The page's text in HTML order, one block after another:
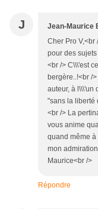
J Jean-Maurice
Cher Pro V,<br
pour des
<br /> C\\\'est
bergère..!<br /
auteur, à l\\\'un
"sans la liberté
<br /> La
vous anime
quand même
mon
Maurice<br />
Répondre